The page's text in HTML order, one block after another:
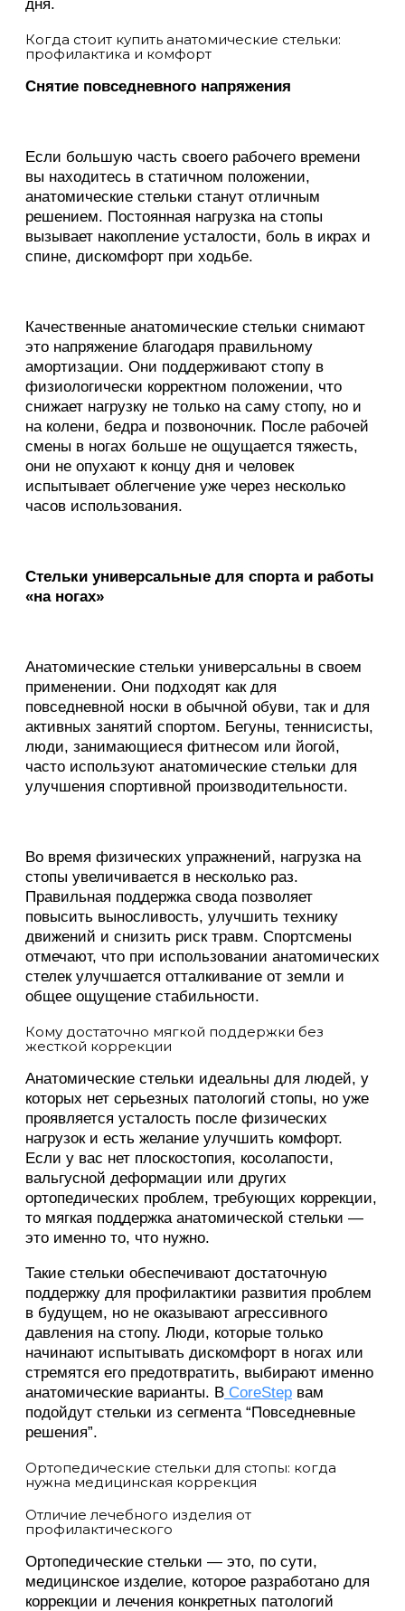
дня.
Когда стоит купить анатомические стельки:
профилактика и комфорт
Снятие повседневного напряжения
Если большую часть своего рабочего времени
вы находитесь в статичном положении,
анатомические стельки станут отличным
решением. Постоянная нагрузка на стопы
вызывает накопление усталости, боль в икрах и
спине, дискомфорт при ходьбе.
Качественные анатомические стельки снимают
это напряжение благодаря правильному
амортизации. Они поддерживают стопу в
физиологически корректном положении, что
снижает нагрузку не только на саму стопу, но и
на колени, бедра и позвоночник. После рабочей
смены в ногах больше не ощущается тяжесть,
они не опухают к концу дня и человек
испытывает облегчение уже через несколько
часов использования.
Стельки универсальные для спорта и работы
«на ногах»
Анатомические стельки универсальны в своем
применении. Они подходят как для
повседневной носки в обычной обуви, так и для
активных занятий спортом. Бегуны, теннисисты,
люди, занимающиеся фитнесом или йогой,
часто используют анатомические стельки для
улучшения спортивной производительности.
Во время физических упражнений, нагрузка на
стопы увеличивается в несколько раз.
Правильная поддержка свода позволяет
повысить выносливость, улучшить технику
движений и снизить риск травм. Спортсмены
отмечают, что при использовании анатомических
стелек улучшается отталкивание от земли и
общее ощущение стабильности.
Кому достаточно мягкой поддержки без
жесткой коррекции
Анатомические стельки идеальны для людей, у
которых нет серьезных патологий стопы, но уже
проявляется усталость после физических
нагрузок и есть желание улучшить комфорт.
Если у вас нет плоскостопия, косолапости,
вальгусной деформации или других
ортопедических проблем, требующих коррекции,
то мягкая поддержка анатомической стельки —
это именно то, что нужно.
Такие стельки обеспечивают достаточную
поддержку для профилактики развития проблем
в будущем, но не оказывают агрессивного
давления на стопу. Люди, которые только
начинают испытывать дискомфорт в ногах или
стремятся его предотвратить, выбирают именно
анатомические варианты. В CoreStep вам
подойдут стельки из сегмента “Повседневные
решения”.
Ортопедические стельки для стопы: когда
нужна медицинская коррекция
Отличие лечебного изделия от
профилактического
Ортопедические стельки — это, по сути,
медицинское изделие, которое разработано для
коррекции и лечения конкретных патологий